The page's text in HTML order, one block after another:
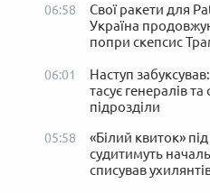
06:58
Свої ракети для
Україна
попри скепсис
06:01
Наступ
тасує генералів
підрозділи
05:58
«Білий квиток»
судитимуть
списував